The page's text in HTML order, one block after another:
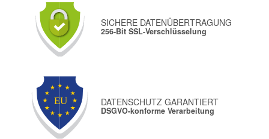
SICHERE DATENÜBERTRAGUNG
256-Bit SSL-Verschlüsselung
DATENSCHUTZ GARANTIERT
DSGVO-konforme Verarbeitung